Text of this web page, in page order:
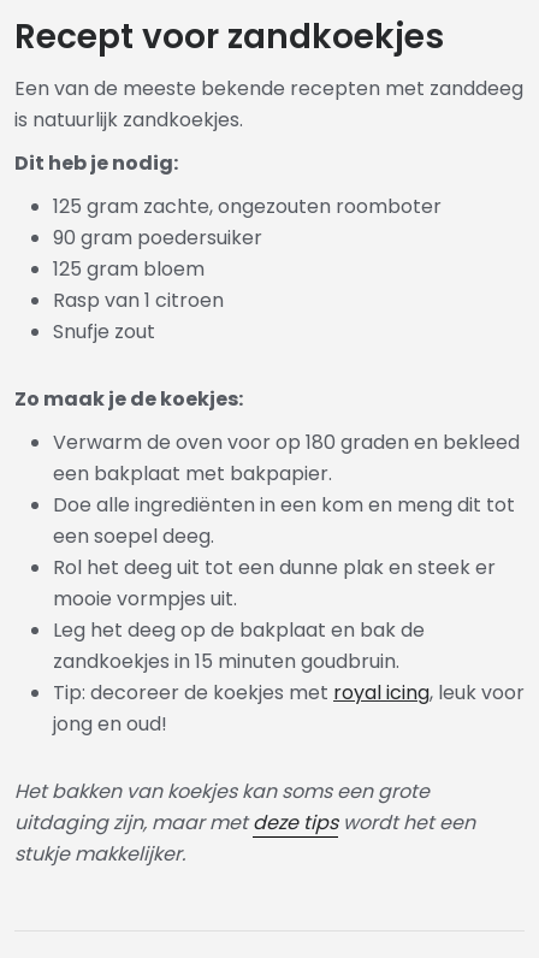
Recept voor zandkoekjes
Een van de meeste bekende recepten met zanddeeg
is natuurlijk zandkoekjes.
Dit heb je nodig:
125 gram zachte, ongezouten roomboter
90 gram poedersuiker
125 gram bloem
Rasp van 1 citroen
Snufje zout
Zo maak je de koekjes:
Verwarm de oven voor op 180 graden en bekleed
een bakplaat met bakpapier.
Doe alle ingrediënten in een kom en meng dit tot
een soepel deeg.
Rol het deeg uit tot een dunne plak en steek er
mooie vormpjes uit.
Leg het deeg op de bakplaat en bak de
zandkoekjes in 15 minuten goudbruin.
Tip: decoreer de koekjes met royal icing, leuk voor
jong en oud!
Het bakken van koekjes kan soms een grote
uitdaging zijn, maar metdeze tipswordt het een
stukje makkelijker.